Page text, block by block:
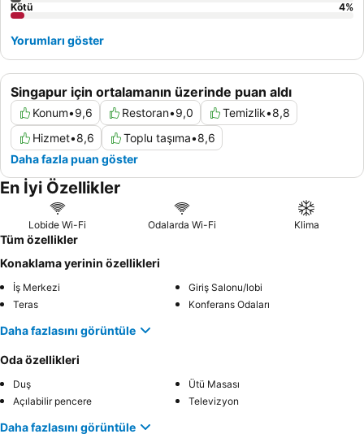
Singapur için ortalamanın üzerinde puan aldı
Konum•9,6 Restoran•9,0 Temizlik•8,8
Hizmet•8,6 Toplu taşıma•8,6
Daha fazla puan göster
Kötü
4%
Yorumları göster
En İyi Özellikler
Lobide Wi-Fi Odalarda Wi-Fi Klima
Tüm özellikler
Konaklama yerinin özellikleri
İş Merkezi
Giriş Salonu/lobi
Teras
Konferans Odaları
Daha fazlasını görüntüle
Oda özellikleri
Duş
Ütü Masası
Açılabilir pencere
Televizyon
Daha fazlasını görüntüle